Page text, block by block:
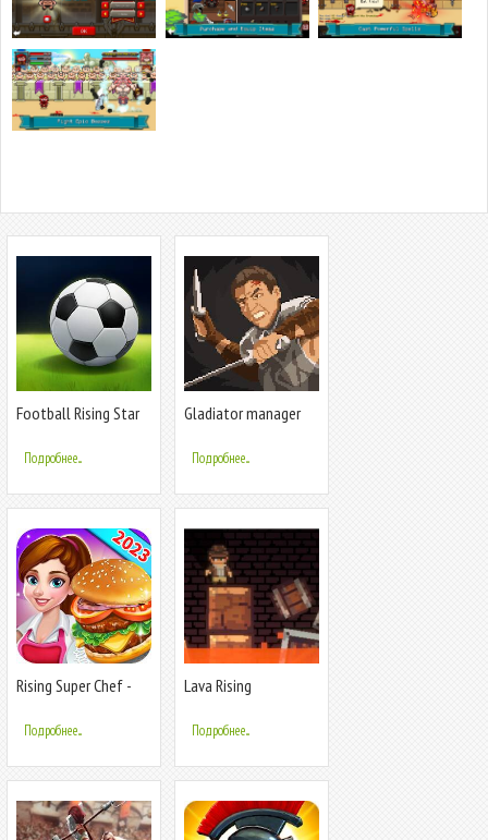
Football Rising Star
Подробнее...
Gladiator manager
Подробнее...
Rising Super Chef -
Подробнее...
Lava Rising
Подробнее...